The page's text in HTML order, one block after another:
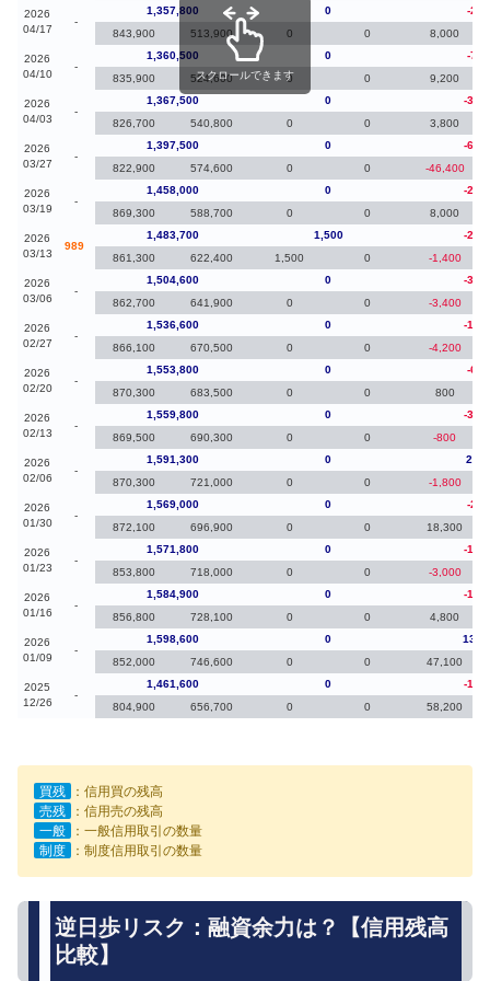
2026
04/17
-
1,357,800 0
-
843,900
513,900 0 0 8,000
2026
04/10
-
1,360,500 0
-
835,900
524,600 0 0 9,200
2026
04/03
-
1,367,500 0
-
826,700
540,800 0 0 3,800
2026
03/27
-
1,397,500 0
-
822,900
574,600 0 0 -46,400
2026
03/19
-
1,458,000 0
-
869,300
588,700 0 0 8,000
2026
03/13
989
1,483,700 1,500
-
861,300
622,400 1,500 0 -1,400
2026
03/06
-
1,504,600 0
-
862,700
641,900 0 0 -3,400
2026
02/27
-
1,536,600 0
-
866,100
670,500 0 0 -4,200
2026
02/20
-
1,553,800 0
-
870,300
683,500 0 0 800
2026
02/13
-
1,559,800 0
-
869,500
690,300 0 0 -800
2026
02/06
-
1,591,300 0
870,300
721,000 0 0 -1,800
2026
01/30
-
1,569,000 0
-
872,100
696,900 0 0 18,300
2026
01/23
-
1,571,800 0
-
853,800
718,000 0 0 -3,000
2026
01/16
-
1,584,900 0
-
856,800
728,100 0 0 4,800
2026
01/09
-
1,598,600 0
852,000
746,600 0 0 47,100
2025
12/26
-
1,461,600 0
-
804,900
656,700 0 0 58,200
スクロールできます
買残
：信用買の残高
売残
：信用売の残高
一般
：一般信用取引の数量
制度
：制度信用取引の数量
逆日歩リスク：融資余力は？【信用残高
比較】